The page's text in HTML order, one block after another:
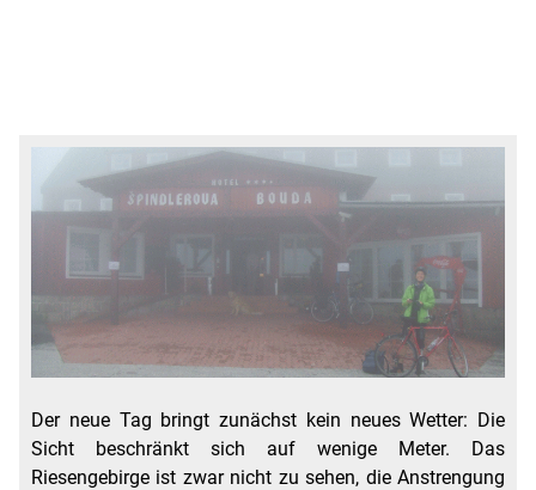
Der neue Tag bringt zunächst kein neues Wetter: Die
Sicht beschränkt sich auf wenige Meter. Das
Riesengebirge ist zwar nicht zu sehen, die Anstrengung